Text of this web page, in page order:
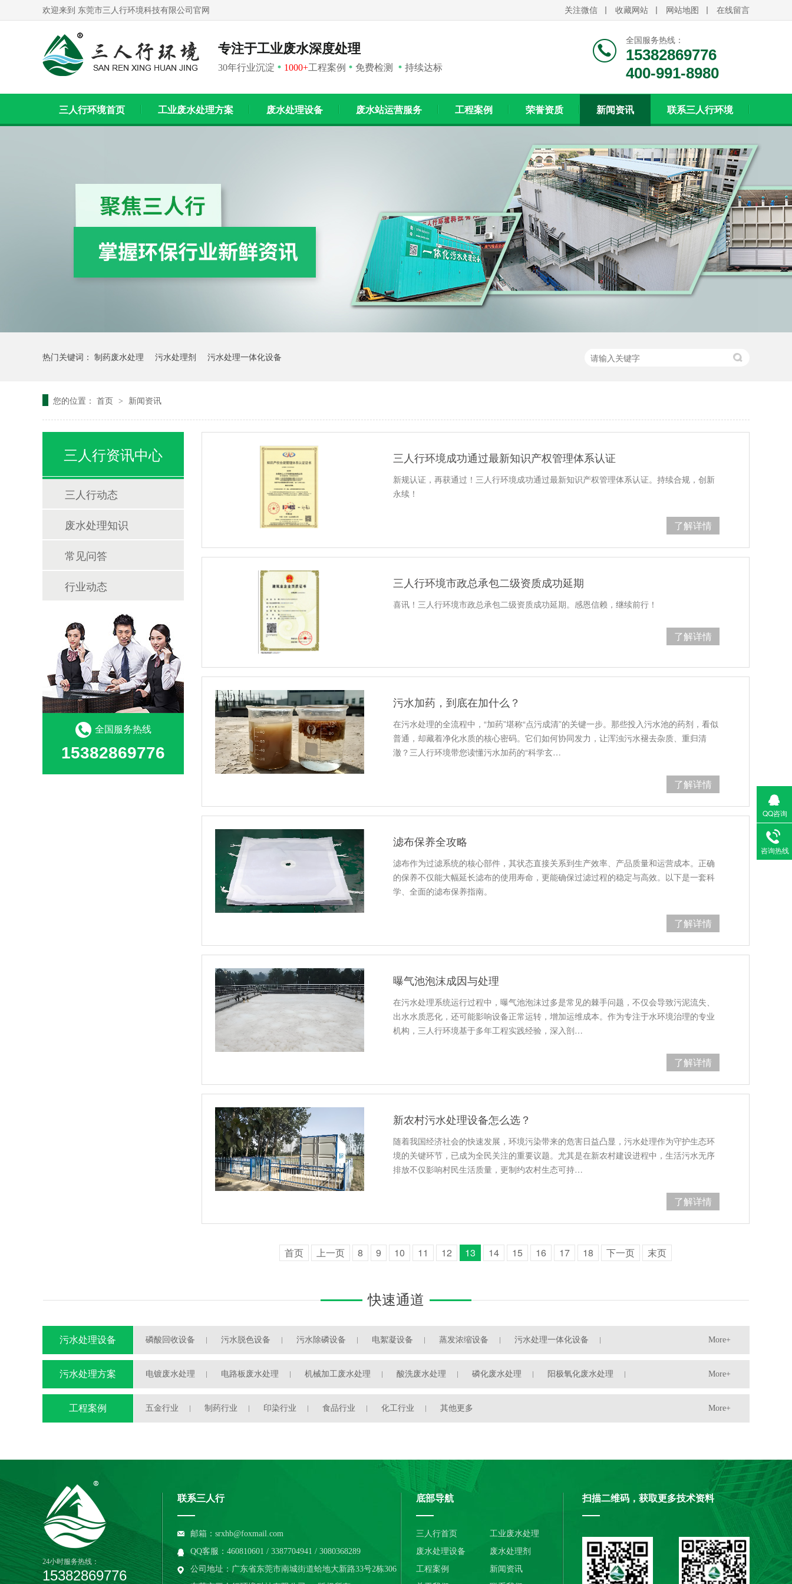
关注微信 收藏网站 网站地图 在线留言
欢迎来到 东莞市三人行环境科技有限公司官网
专注于工业废水深度处理
30年行业沉淀 * 1000+工程案例 * 免费检测 * 持续达标
全国服务热线：
15382869776
400-991-8980
三人行环境首页 工业废水处理方案 废水处理设备 废水站运营服务 工程案例 荣誉资质 新闻资讯 联系三人行环境
热门关键词： 制药废水处理 污水处理剂 污水处理一体化设备
您的位置： 首页 > 新闻资讯
三人行环境成功通过最新知识产权管理体系认证
新规认证，再获通过！三人行环境成功通过最新知识产权管理体系认证。持续合规，创新
永续！
了解详情
三人行环境市政总承包二级资质成功延期
喜讯！三人行环境市政总承包二级资质成功延期。感恩信赖，继续前行！
了解详情
污水加药，到底在加什么？
在污水处理的全流程中，“加药”堪称“点污成清”的关键一步。那些投入污水池的药剂，看似
普通，却藏着净化水质的核心密码。它们如何协同发力，让浑浊污水褪去杂质、重归清
澈？三人行环境带您读懂污水加药的“科学玄…
了解详情
滤布保养全攻略
滤布作为过滤系统的核心部件，其状态直接关系到生产效率、产品质量和运营成本。正确
的保养不仅能大幅延长滤布的使用寿命，更能确保过滤过程的稳定与高效。以下是一套科
学、全面的滤布保养指南。
了解详情
曝气池泡沫成因与处理
在污水处理系统运行过程中，曝气池泡沫过多是常见的棘手问题，不仅会导致污泥流失、
出水水质恶化，还可能影响设备正常运转，增加运维成本。作为专注于水环境治理的专业
机构，三人行环境基于多年工程实践经验，深入剖…
了解详情
新农村污水处理设备怎么选？
随着我国经济社会的快速发展，环境污染带来的危害日益凸显，污水处理作为守护生态环
境的关键环节，已成为全民关注的重要议题。尤其是在新农村建设进程中，生活污水无序
排放不仅影响村民生活质量，更制约农村生态可持…
了解详情
首页 上一页 8 9 10 11 12 13 14 15 16 17 18 下一页 末页
三人行资讯中心
三人行动态
废水处理知识
常见问答
行业动态
全国服务热线
15382869776
快速通道
污水处理设备 磷酸回收设备 污水脱色设备 污水除磷设备 电絮凝设备 蒸发浓缩设备 污水处理一体化设备
污水处理自动加药装置
More+
污水处理方案 电镀废水处理 电路板废水处理 机械加工废水处理 酸洗废水处理 磷化废水处理 阳极氧化废水处理
半导体废水处理
More+
工程案例 五金行业 制药行业 印染行业 食品行业 化工行业 其他更多 More+
24小时服务热线：
15382869776
联系三人行
邮箱：srxhb@foxmail.com
QQ客服：460810601 / 3387704941 / 3080368289
公司地址：广东省东莞市南城街道蛤地大新路33号2栋306
底部导航
三人行首页
工业废水处理
废水处理设备
废水处理剂
工程案例
新闻资讯
扫描二维码，获取更多技术资料
QQ咨询
咨询热线